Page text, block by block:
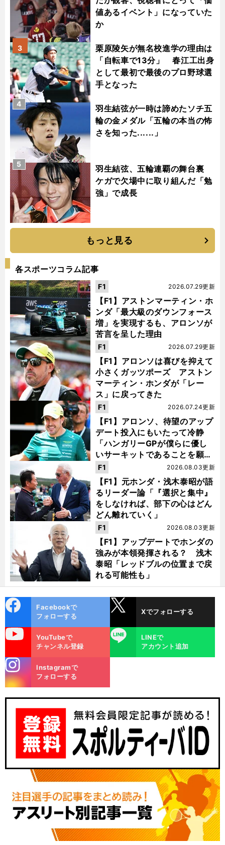
値あるイベント」になっていた
か
栗原陵矢が無名校進学の理由は
「自転車で13分」 春江工出身
として最初で最後のプロ野球選
手となった
3
羽生結弦が一時は諦めたソチ五
輪の金メダル「五輪の本当の怖
さを知った......」
4
羽生結弦、五輪連覇の舞台裏
ケガで欠場中に取り組んだ「勉
強」で成長
5
もっと見る
各スポーツコラム記事
【F1】アストンマーティン・ホ
ンダ「最大級のダウンフォース
増」を実現するも、アロンソが
苦言を呈した理由
2026.07.29更新
F1
【F1】アロンソは喜びを抑えて
小さくガッツポーズ アストン
マーティン・ホンダが「レー
ス」に戻ってきた
2026.07.29更新
F1
【F1】アロンソ、待望のアップ
デート投入にもいたって冷静
「ハンガリーGPが僕らに優し
いサーキットであることを願
う」
2026.07.24更新
F1
【F1】元ホンダ・浅木泰昭が語
るリーダー論「『選択と集中』
をしなければ、部下の心はどん
どん離れていく」
2026.08.03更新
F1
【F1】アップデートでホンダの
強みが本領発揮される？ 浅木
泰昭「レッドブルの位置まで戻
れる可能性も」
2026.08.03更新
F1
ok
Facebookで
フォローする
Xでフォローする
YouTubeで
チャンネル登録
LINE
LINEで
アカウント追加
m
Instagramで
フォローする